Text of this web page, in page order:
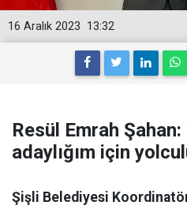
13:32
16 Aralık 2023
Resül Emrah
adaylığım için
Şişli Belediyesi Koordinatör